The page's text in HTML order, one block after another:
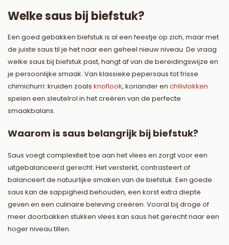
Welke saus bij biefstuk?
Een goed gebakken biefstuk is al een feestje op zich, maar met
de juiste saus til je het naar een geheel nieuw niveau. De vraag
welke saus bij biefstuk past, hangt af van de bereidingswijze en
je persoonlijke smaak. Van klassieke pepersaus tot frisse
chimichurri: kruiden zoals knoflook, koriander en chilivlokken
spelen een sleutelrol in het creëren van de perfecte
smaakbalans.
Waarom is saus belangrijk bij biefstuk?
Saus voegt complexiteit toe aan het vlees en zorgt voor een
uitgebalanceerd gerecht. Het versterkt, contrasteert of
balanceert de natuurlijke smaken van de biefstuk. Een goede
saus kan de sappigheid behouden, een korst extra diepte
geven en een culinaire beleving creëren. Vooral bij droge of
meer doorbakken stukken vlees kan saus het gerecht naar een
hoger niveau tillen.